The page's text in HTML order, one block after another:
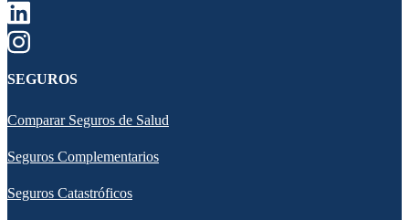
SEGUROS
Comparar Seguros de Salud
Seguros Complementarios
Seguros Catastróficos